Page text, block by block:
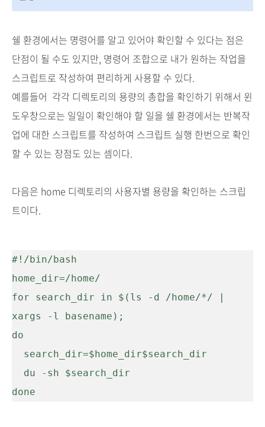
쉘 환경에서는 명령어를 알고 있어야 확인할 수 있다는 점은
단점이 될 수도 있지만, 명령어 조합으로 내가 원하는 작업을
스크립트로 작성하여 편리하게 사용할 수 있다.
예를들어 각각 디렉토리의 용량의 총합을 확인하기 위해서 윈
도우창으로는 일일이 확인해야 할 일을 쉘 환경에서는 반복작
업에 대한 스크립트를 작성하여 스크립트 실행 한번으로 확인
할 수 있는 장점도 있는 셈이다.
다음은 home 디렉토리의 사용자별 용량을 확인하는 스크립
트이다.
#!/bin/bash
home_dir=/home/
for search_dir in $(ls -d /home/*/ |
xargs -l basename);
do